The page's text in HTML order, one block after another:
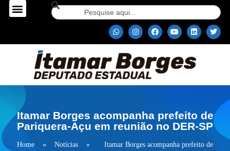
Itamar Borges acompanha prefeito de
Pariquera-Açu em reunião no DER-SP
Home » Notícias »
Itamar Borges acompanha prefeito de